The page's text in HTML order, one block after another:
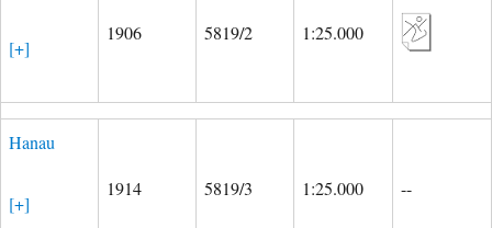
[+]
1906 5819/2 1:25.000
Hanau
[+]
1914 5819/3 1:25.000 --